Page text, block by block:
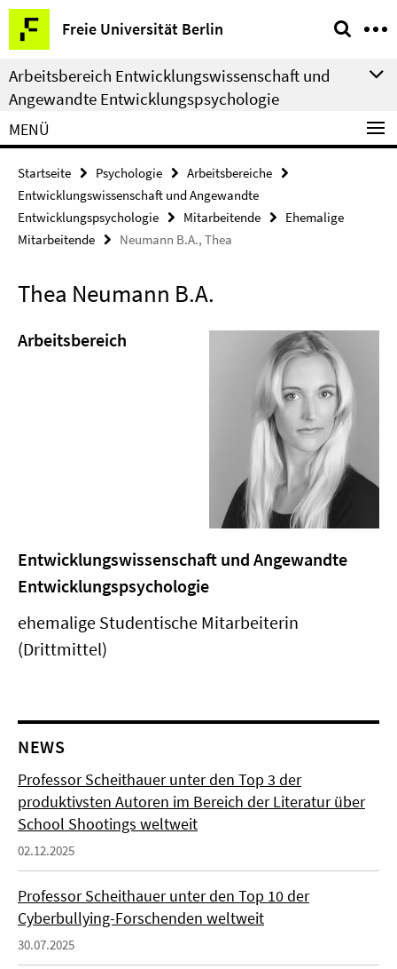
Springe
direkt
zu
Inhalt
Freie Universität Berlin
Service-
Navigation
Arbeitsbereich Entwicklungswissenschaft und
Angewandte Entwicklungspsychologie
MENÜ
Startseite Psychologie
Arbeitsbereiche
Entwicklungswissenschaft und Angewandte
Entwicklungspsychologie
Mitarbeitende
Ehemalige
Mitarbeitende
Neumann B.A., Thea
Thea Neumann B.A.
Arbeitsbereich
Entwicklungswissenschaft und Angewandte
Entwicklungspsychologie
ehemalige Studentische Mitarbeiterin
(Drittmittel)
NEWS
Professor Scheithauer unter den Top 3 der
produktivsten Autoren im Bereich der Literatur über
School Shootings weltweit
02.12.2025
Professor Scheithauer unter den Top 10 der
Cyberbullying-Forschenden weltweit
30.07.2025